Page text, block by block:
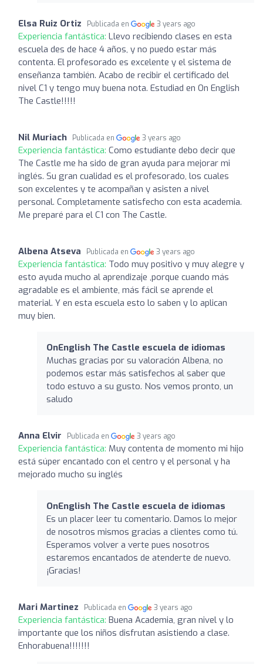
Elsa Ruiz Ortiz Publicada en 3 years ago
Experiencia fantástica: Llevo recibiendo clases en esta
escuela des de hace 4 años, y no puedo estar más
contenta. El profesorado es excelente y el sistema de
enseñanza también. Acabo de recibir el certificado del
nivel C1 y tengo muy buena nota. Estudiad en On English
The Castle!!!!!
Nil Muriach Publicada en 3 years ago
Experiencia fantástica: Como estudiante debo decir que
The Castle me ha sido de gran ayuda para mejorar mi
inglés. Su gran cualidad es el profesorado, los cuales
son excelentes y te acompañan y asisten a nivel
personal. Completamente satisfecho con esta academia.
Me preparé para el C1 con The Castle.
Albena Atseva Publicada en 3 years ago
Experiencia fantástica: Todo muy positivo y muy alegre y
esto ayuda mucho al aprendizaje ,porque cuando más
agradable es el ambiente, más fácil se aprende el
material. Y en esta escuela esto lo saben y lo aplican
muy bien.
OnEnglish The Castle escuela de idiomas
Muchas gracias por su valoración Albena, no
podemos estar más satisfechos al saber que
todo estuvo a su gusto. Nos vemos pronto, un
saludo
Anna Elvir Publicada en 3 years ago
Experiencia fantástica: Muy contenta de momento mi hijo
está súper encantado con el centro y el personal y ha
mejorado mucho su inglés
OnEnglish The Castle escuela de idiomas
Es un placer leer tu comentario. Damos lo mejor
de nosotros mismos gracias a clientes como tú.
Esperamos volver a verte pues nosotros
estaremos encantados de atenderte de nuevo.
¡Gracias!
Mari Martinez Publicada en 3 years ago
Experiencia fantástica: Buena Academia, gran nivel y lo
importante que los niños disfrutan asistiendo a clase.
Enhorabuena!!!!!!!